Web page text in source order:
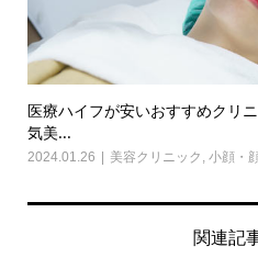
医療ハイフが安いおすすめクリ
気美...
2024.01.26 美容クリニック 小顔・
関連記